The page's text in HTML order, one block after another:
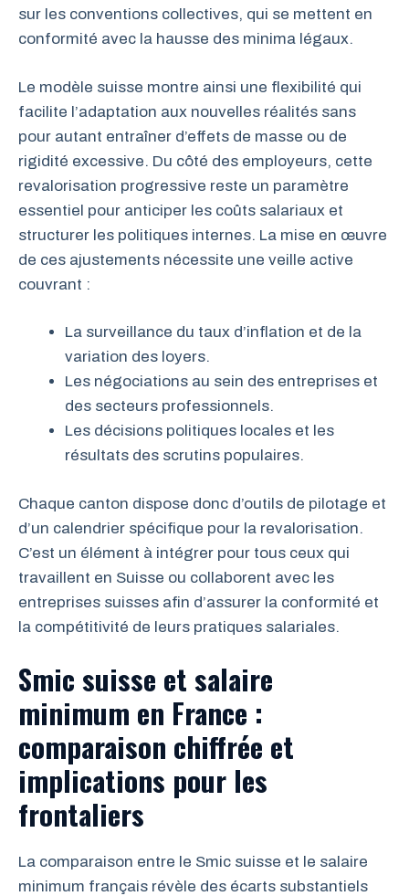
sur les conventions collectives, qui se mettent en
conformité avec la hausse des minima légaux.
Le modèle suisse montre ainsi une flexibilité qui
facilite l’adaptation aux nouvelles réalités sans
pour autant entraîner d’effets de masse ou de
rigidité excessive. Du côté des employeurs, cette
revalorisation progressive reste un paramètre
essentiel pour anticiper les coûts salariaux et
structurer les politiques internes. La mise en œuvre
de ces ajustements nécessite une veille active
couvrant :
La surveillance du taux d’inflation et de la
variation des loyers.
Les négociations au sein des entreprises et
des secteurs professionnels.
Les décisions politiques locales et les
résultats des scrutins populaires.
Chaque canton dispose donc d’outils de pilotage et
d’un calendrier spécifique pour la revalorisation.
C’est un élément à intégrer pour tous ceux qui
travaillent en Suisse ou collaborent avec les
entreprises suisses afin d’assurer la conformité et
la compétitivité de leurs pratiques salariales.
Smic suisse et salaire
minimum en France :
comparaison chiffrée et
implications pour les
frontaliers
La comparaison entre le Smic suisse et le salaire
minimum français révèle des écarts substantiels